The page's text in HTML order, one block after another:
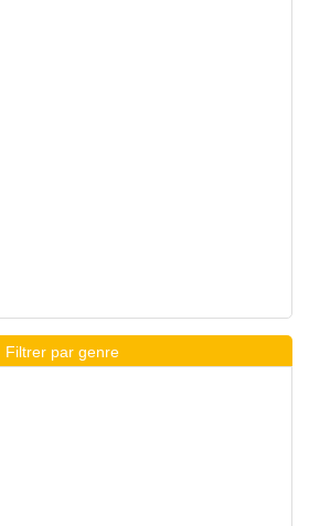
Filtrer par genre